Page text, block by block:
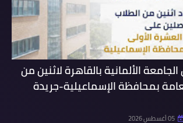
الألمانية بالقاهرة لاثنين من
بمحافظة الإسماعيلية-جريدة
05 أغسطس 2026